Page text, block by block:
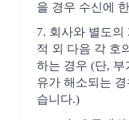
을 경우 수신에
7. 회사와 별도의
적 외 다음 각 호
하는 경우 (단,
유가 해소되는
습니다.)